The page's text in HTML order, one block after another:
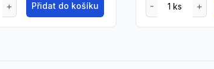
Přidat do košíku